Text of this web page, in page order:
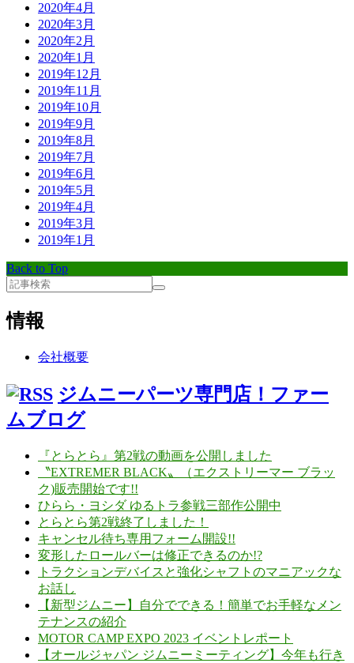
2020年4月
2020年3月
2020年2月
2020年1月
2019年12月
2019年11月
2019年10月
2019年9月
2019年8月
2019年7月
2019年6月
2019年5月
2019年4月
2019年3月
2019年1月
Back to Top
情報
会社概要
ジムニーパーツ専門店！ファー
ムブログ
『とらとら』第2戦の動画を公開しました
〝EXTREMER BLACK〟（エクストリーマー ブラッ
ク)販売開始です!!
ひらら・ヨシダ ゆるトラ参戦三部作公開中
とらとら第2戦終了しました！
キャンセル待ち専用フォーム開設!!
変形したロールバーは修正できるのか!?
トラクションデバイスと強化シャフトのマニアックな
お話し
【新型ジムニー】自分でできる！簡単でお手軽なメン
テナンスの紹介
MOTOR CAMP EXPO 2023 イベントレポート
【オールジャパン ジムニーミーティング】今年も行き